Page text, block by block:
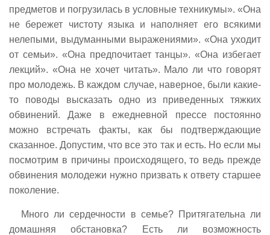
предметов и погрузилась в условные техникумы». «Она
не бережет чистоту языка и наполняет его всякими
нелепыми, выдуманными выражениями». «Она уходит
от семьи». «Она предпочитает танцы». «Она избегает
лекций». «Она не хочет читать». Мало ли что говорят
про молодежь. В каждом случае, наверное, были какие-
то поводы высказать одно из приведенных тяжких
обвинений. Даже в ежедневной прессе постоянно
можно встречать факты, как бы подтверждающие
сказанное. Допустим, что все это так и есть. Но если мы
посмотрим в причины происходящего, то ведь прежде
обвинения молодежи нужно призвать к ответу старшее
поколение.
Много ли сердечности в семье? Притягательна ли
домашняя обстановка? Есть ли возможность